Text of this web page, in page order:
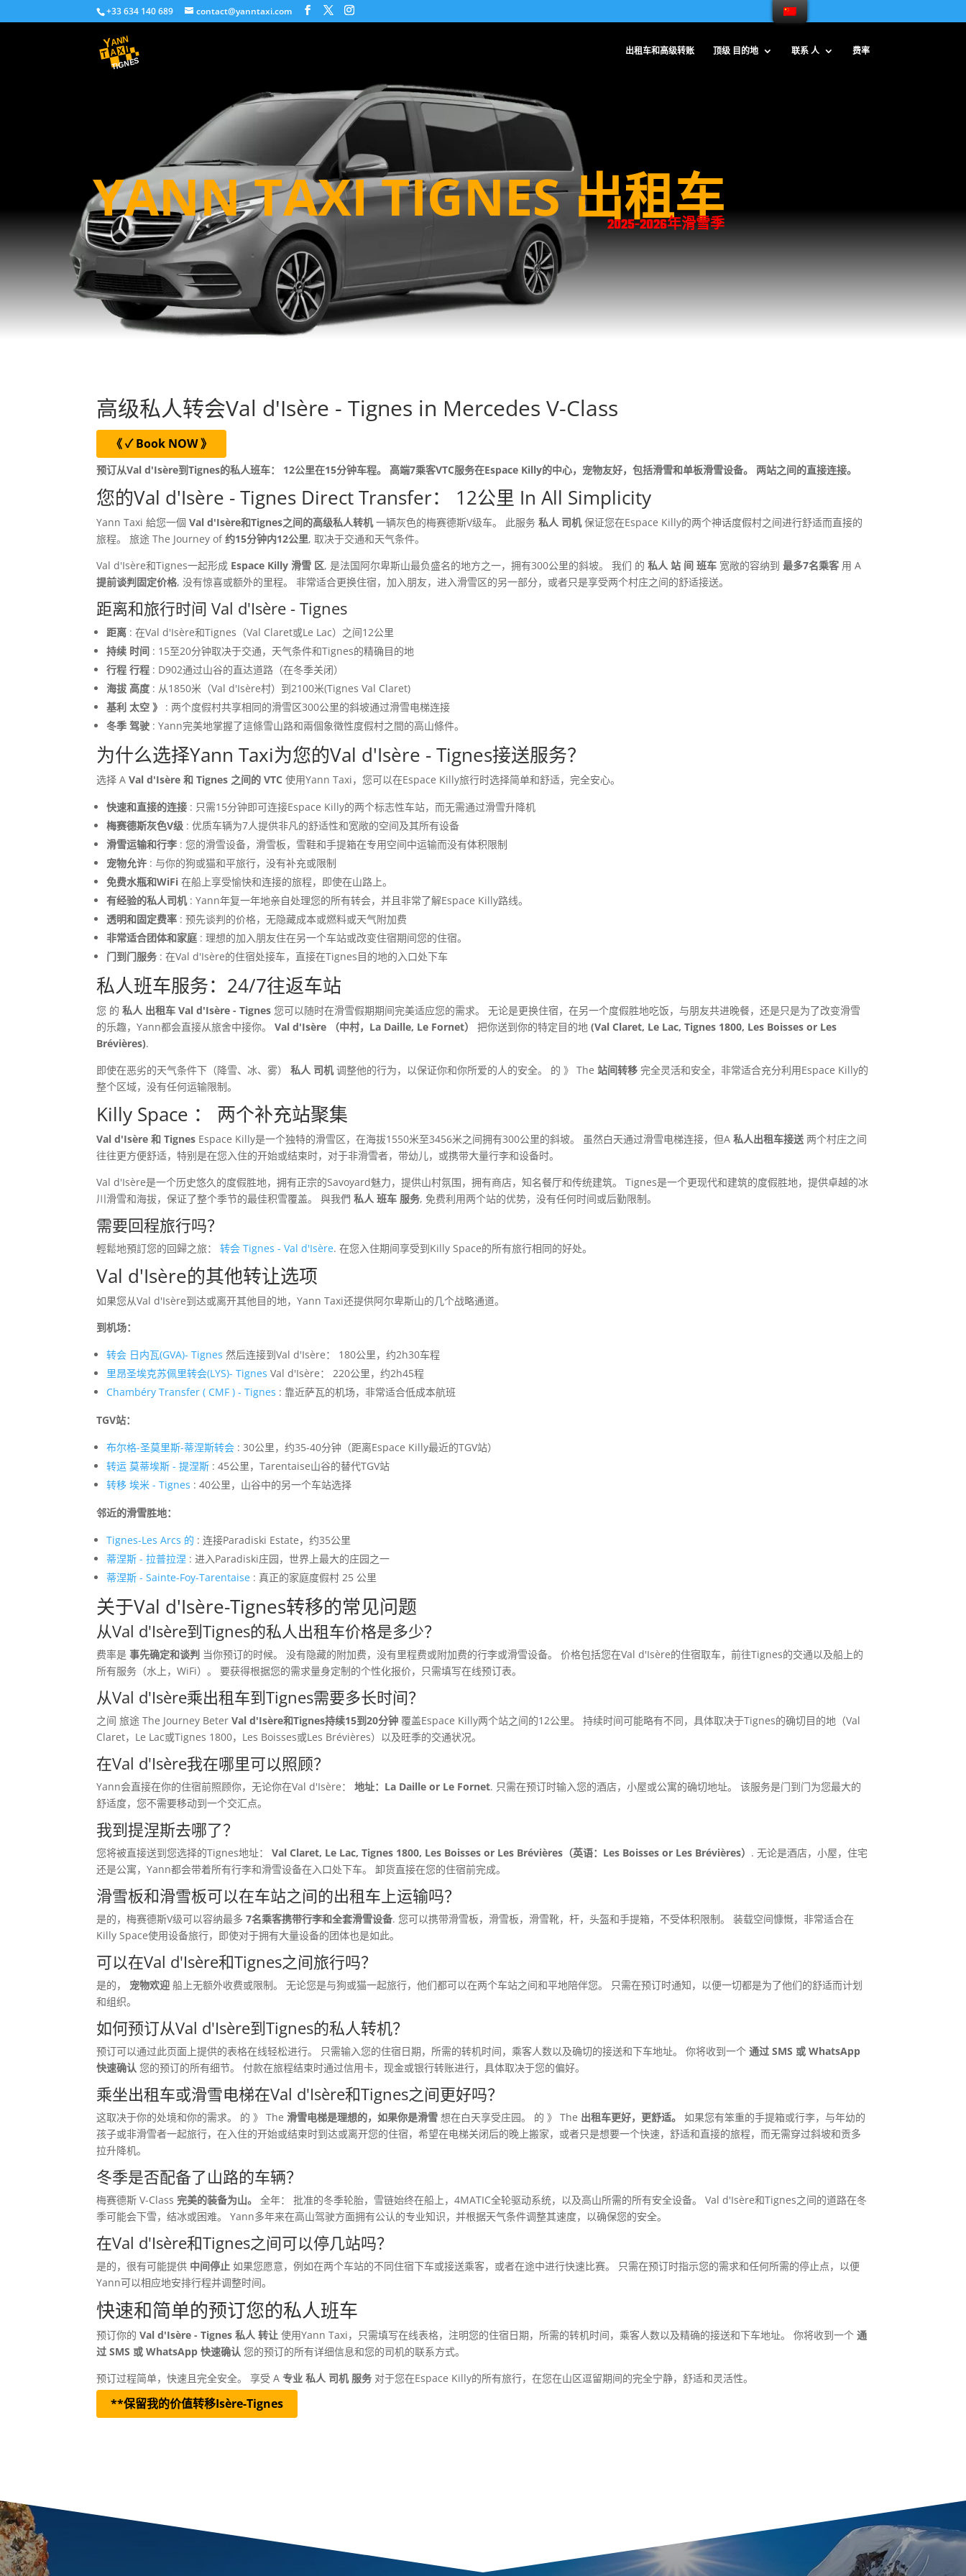
+33 634 140 689 contact@yanntaxi.com
出租车和高级转账 顶级 目的地 联系 人 费率
YANN TAXI TIGNES 出租车
2025-2026年滑雪季
高级私人转会Val d'Isère - Tignes in Mercedes V-Class
《 ✓ Book NOW 》
预订从Val d'Isère到Tignes的私人班车： 12公里在15分钟车程。 高端7乘客VTC服务在Espace Killy的中心，宠物友好，包括滑雪和单板滑雪设备。 两站之间的直接连接。
您的Val d'Isère - Tignes Direct Transfer： 12公里 In All Simplicity
Yann Taxi 給您一個Val d'Isère和Tignes之间的高级私人转机一辆灰色的梅赛德斯V级车。 此服务私人 司机保证您在Espace Killy的两个神话度假村之间进行舒适而直接的
旅程。 旅途 The Journey of约15分钟内12公里, 取决于交通和天气条件。
Val d'Isère和Tignes一起形成 Espace Killy 滑雪 区, 是法国阿尔卑斯山最负盛名的地方之一，拥有300公里的斜坡。 我们 的私人 站 间 班车 宽敞的容纳到最多7名乘客 用 A
提前谈判固定价格, 没有惊喜或额外的里程。 非常适合更换住宿，加入朋友，进入滑雪区的另一部分，或者只是享受两个村庄之间的舒适接送。
距离和旅行时间 Val d'Isère - Tignes
距离 : 在Val d'Isère和Tignes（Val Claret或Le Lac）之间12公里
持续 时间 : 15至20分钟取决于交通，天气条件和Tignes的精确目的地
行程 行程 : D902通过山谷的直达道路（在冬季关闭）
海拔 高度 : 从1850米（Val d'Isère村）到2100米(Tignes Val Claret)
基利 太空 》
: 两个度假村共享相同的滑雪区300公里的斜坡通过滑雪电梯连接
冬季 驾驶 : Yann完美地掌握了這條雪山路和兩個象徵性度假村之間的高山條件。
为什么选择Yann Taxi为您的Val d'Isère - Tignes接送服务？
选择 AVal d'Isère 和 Tignes 之间的 VTC 使用Yann Taxi，您可以在Espace Killy旅行时选择简单和舒适，完全安心。
快速和直接的连接 : 只需15分钟即可连接Espace Killy的两个标志性车站，而无需通过滑雪升降机
梅赛德斯灰色V级 : 优质车辆为7人提供非凡的舒适性和宽敞的空间及其所有设备
滑雪运输和行李 : 您的滑雪设备，滑雪板，雪鞋和手提箱在专用空间中运输而没有体积限制
宠物允许 : 与你的狗或猫和平旅行，没有补充或限制
免费水瓶和WiFi 在船上享受愉快和连接的旅程，即使在山路上。
有经验的私人司机: Yann年复一年地亲自处理您的所有转会，并且非常了解Espace Killy路线。
透明和固定费率 : 预先谈判的价格，无隐藏成本或燃料或天气附加费
非常适合团体和家庭 : 理想的加入朋友住在另一个车站或改变住宿期间您的住宿。
门到门服务 : 在Val d'Isère的住宿处接车，直接在Tignes目的地的入口处下车
私人班车服务：24/7往返车站
您 的私人 出租车 Val d'Isère - Tignes 您可以随时在滑雪假期期间完美适应您的需求。 无论是更换住宿，在另一个度假胜地吃饭，与朋友共进晚餐，还是只是为了改变滑雪
的乐趣，Yann都会直接从旅舍中接你。Val d'Isère （中村，La Daille, Le Fornet） 把你送到你的特定目的地(Val Claret, Le Lac, Tignes 1800, Les Boisses or Les
Brévières).
即使在恶劣的天气条件下（降雪、冰、雾）私人 司机调整他的行为，以保证你和你所爱的人的安全。 的 》 The站间转移 完全灵活和安全，非常适合充分利用Espace Killy的
整个区域，没有任何运输限制。
Killy Space ： 两个补充站聚集
Val d'Isère 和 Tignes Espace Killy是一个独特的滑雪区，在海拔1550米至3456米之间拥有300公里的斜坡。 虽然白天通过滑雪电梯连接，但A私人出租车接送 两个村庄之间
往往更方便舒适，特别是在您入住的开始或结束时，对于非滑雪者，带幼儿，或携带大量行李和设备时。
Val d'Isère是一个历史悠久的度假胜地，拥有正宗的Savoyard魅力，提供山村氛围，拥有商店，知名餐厅和传统建筑。 Tignes是一个更现代和建筑的度假胜地，提供卓越的冰
川滑雪和海拔，保证了整个季节的最佳积雪覆盖。 與我們私人 班车 服务, 免费利用两个站的优势，没有任何时间或后勤限制。
需要回程旅行吗？
輕鬆地預訂您的回歸之旅：转会 Tignes - Val d'Isère. 在您入住期间享受到Killy Space的所有旅行相同的好处。
Val d'Isère的其他转让选项
如果您从Val d'Isère到达或离开其他目的地，Yann Taxi还提供阿尔卑斯山的几个战略通道。
到机场：
转会 日内瓦(GVA)- Tignes 然后连接到Val d'Isère： 180公里，约2h30车程
里昂圣埃克苏佩里转会(LYS)- Tignes Val d'Isère： 220公里，约2h45程
Chambéry Transfer ( CMF ) - Tignes : 靠近萨瓦的机场，非常适合低成本航班
TGV站：
布尔格-圣莫里斯-蒂涅斯转会 : 30公里，约35-40分钟（距离Espace Killy最近的TGV站）
转运 莫蒂埃斯 - 提涅斯 : 45公里，Tarentaise山谷的替代TGV站
转移 埃米 - Tignes : 40公里，山谷中的另一个车站选择
邻近的滑雪胜地：
Tignes-Les Arcs 的 : 连接Paradiski Estate，约35公里
蒂涅斯 - 拉普拉涅 : 进入Paradiski庄园，世界上最大的庄园之一
蒂涅斯 - Sainte-Foy-Tarentaise : 真正的家庭度假村 25 公里
关于Val d'Isère-Tignes转移的常见问题
从Val d'Isère到Tignes的私人出租车价格是多少？
费率是事先确定和谈判 当你预订的时候。 没有隐藏的附加费，没有里程费或附加费的行李或滑雪设备。 价格包括您在Val d'Isère的住宿取车，前往Tignes的交通以及船上的
所有服务（水上，WiFi）。 要获得根据您的需求量身定制的个性化报价，只需填写在线预订表。
从Val d'Isère乘出租车到Tignes需要多长时间？
之间 旅途 The Journey BeterVal d'Isère和Tignes持续15到20分钟 覆盖Espace Killy两个站之间的12公里。 持续时间可能略有不同，具体取决于Tignes的确切目的地（Val
Claret，Le Lac或Tignes 1800，Les Boisses或Les Brévières）以及旺季的交通状况。
在Val d'Isère我在哪里可以照顾？
Yann会直接在你的住宿前照顾你，无论你在Val d'Isère：地址：La Daille or Le Fornet. 只需在预订时输入您的酒店，小屋或公寓的确切地址。 该服务是门到门为您最大的
舒适度，您不需要移动到一个交汇点。
我到提涅斯去哪了？
您将被直接送到您选择的Tignes地址：Val Claret, Le Lac, Tignes 1800, Les Boisses or Les Brévières（英语：Les Boisses or Les Brévières） . 无论是酒店，小屋，住宅
还是公寓，Yann都会带着所有行李和滑雪设备在入口处下车。 卸货直接在您的住宿前完成。
滑雪板和滑雪板可以在车站之间的出租车上运输吗？
是的，梅赛德斯V级可以容纳最多7名乘客携带行李和全套滑雪设备. 您可以携带滑雪板，滑雪板，滑雪靴，杆，头盔和手提箱，不受体积限制。 装载空间慷慨，非常适合在
Killy Space使用设备旅行，即使对于拥有大量设备的团体也是如此。
可以在Val d'Isère和Tignes之间旅行吗？
是的， 宠物欢迎 船上无额外收费或限制。 无论您是与狗或猫一起旅行，他们都可以在两个车站之间和平地陪伴您。 只需在预订时通知，以便一切都是为了他们的舒适而计划
和组织。
如何预订从Val d'Isère到Tignes的私人转机？
预订可以通过此页面上提供的表格在线轻松进行。 只需输入您的住宿日期，所需的转机时间，乘客人数以及确切的接送和下车地址。 你将收到一个通过 SMS 或 WhatsApp
快速确认 您的预订的所有细节。 付款在旅程结束时通过信用卡，现金或银行转账进行，具体取决于您的偏好。
乘坐出租车或滑雪电梯在Val d'Isère和Tignes之间更好吗？
这取决于你的处境和你的需求。 的 》 The滑雪电梯是理想的，如果你是滑雪 想在白天享受庄园。 的 》 The 出租车更好，更舒适。
如果您有笨重的手提箱或行李，与年幼的
孩子或非滑雪者一起旅行，在入住的开始或结束时到达或离开您的住宿，希望在电梯关闭后的晚上搬家，或者只是想要一个快速，舒适和直接的旅程，而无需穿过斜坡和贡多
拉升降机。
冬季是否配备了山路的车辆？
梅赛德斯 V-Class完美的装备为山。
全年： 批准的冬季轮胎，雪链始终在船上，4MATIC全轮驱动系统，以及高山所需的所有安全设备。 Val d'Isère和Tignes之间的道路在冬
季可能会下雪，结冰或困难。 Yann多年来在高山驾驶方面拥有公认的专业知识，并根据天气条件调整其速度，以确保您的安全。
在Val d'Isère和Tignes之间可以停几站吗？
是的，很有可能提供 中间停止 如果您愿意，例如在两个车站的不同住宿下车或接送乘客，或者在途中进行快速比赛。 只需在预订时指示您的需求和任何所需的停止点，以便
Yann可以相应地安排行程并调整时间。
快速和简单的预订您的私人班车
预订你的Val d'Isère - Tignes 私人 转让 使用Yann Taxi，只需填写在线表格，注明您的住宿日期，所需的转机时间，乘客人数以及精确的接送和下车地址。 你将收到一个通
过 SMS 或 WhatsApp 快速确认 您的预订的所有详细信息和您的司机的联系方式。
预订过程简单，快速且完全安全。 享受 A专业 私人 司机 服务 对于您在Espace Killy的所有旅行，在您在山区逗留期间的完全宁静，舒适和灵活性。
**保留我的价值转移Isère-Tignes